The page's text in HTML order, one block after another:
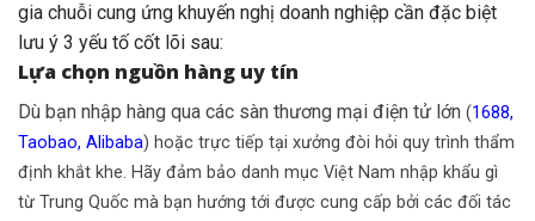
gia chuỗi cung ứng khuyến nghị doanh nghiệp cần đặc biệt
lưu ý 3 yếu tố cốt lõi sau:
Lựa chọn nguồn hàng uy tín
Dù bạn nhập hàng qua các sàn thương mại điện tử lớn (1688,
Taobao, Alibaba) hoặc trực tiếp tại xưởng đòi hỏi quy trình thẩm
định khắt khe. Hãy đảm bảo danh mục Việt Nam nhập khẩu gì
từ Trung Quốc mà bạn hướng tới được cung cấp bởi các đối tác